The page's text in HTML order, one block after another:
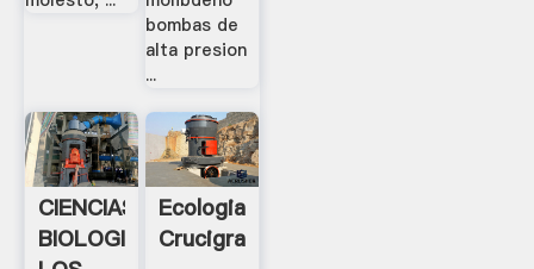
bombas de
alta presion
...
CIENCIAS
BIOLOGICAS:
Ecologia:
Crucigrama